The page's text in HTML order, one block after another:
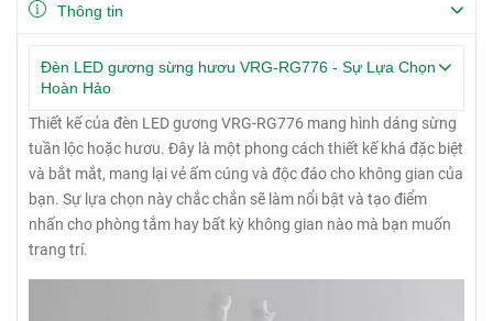
Thông tin
Đèn LED gương sừng hươu VRG-RG776 - Sự Lựa Chọn
Hoàn Hảo
Thiết kế của đèn LED gương VRG-RG776 mang hình dáng sừng
tuần lộc hoặc hươu. Đây là một phong cách thiết kế khá đặc biệt
và bắt mắt, mang lại vẻ ấm cúng và độc đáo cho không gian của
bạn. Sự lựa chọn này chắc chắn sẽ làm nổi bật và tạo điểm
nhấn cho phòng tắm hay bất kỳ không gian nào mà bạn muốn
trang trí.